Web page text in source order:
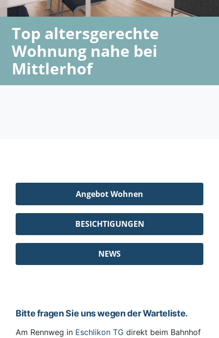
Top altersgerechte
Wohnung nahe bei
Mittlerhof
Angebot Wohnen
BESICHTIGUNGEN
NEWS
Bitte fragen Sie uns wegen der Warteliste.
Am Rennweg in Eschlikon TG direkt beim Bahnhof